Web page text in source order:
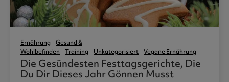
Ernährung
Gesund &
Wohlbefinden
Training Unkategorisiert Vegane Ernährung
Die Gesündesten Festtagsgerichte, Die
Du Dir Dieses Jahr Gönnen Musst